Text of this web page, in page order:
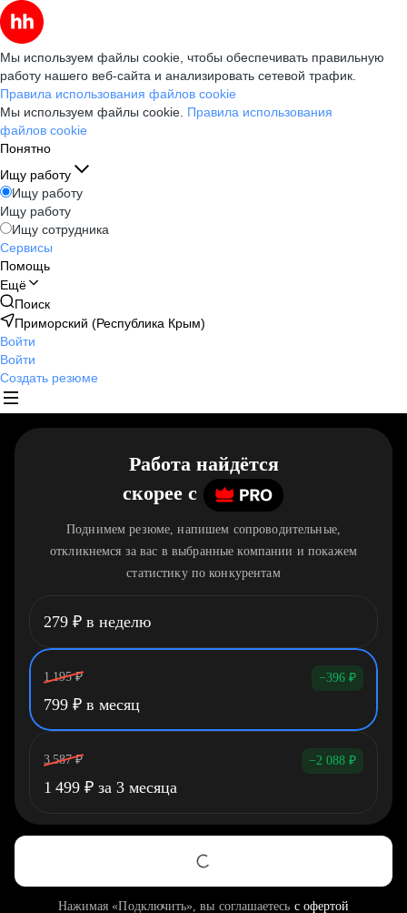
Мы используем файлы cookie, чтобы обеспечивать правильную
работу нашего веб-сайта и анализировать сетевой трафик.
Правила использования файлов cookie
Мы используем файлы cookie. Правила использования
файлов cookie
Понятно
Ищу работу
Ищу работу
Ищу работу
Ищу сотрудника
Сервисы
Помощь
Ещё
Поиск
Приморский (Республика Крым)
Войти
Войти
Создать резюме
Работа найдётся
скорее c
Поднимем резюме, напишем сопроводительные,
откликнемся за вас в выбранные компании и покажем
статистику по конкурентам
279 ₽ в неделю
1 195 ₽ −396 ₽
799 ₽ в месяц
3 587 ₽ −2 088 ₽
1 499 ₽ за 3 месяца
Нажимая «Подключить», вы соглашаетесь с офертой